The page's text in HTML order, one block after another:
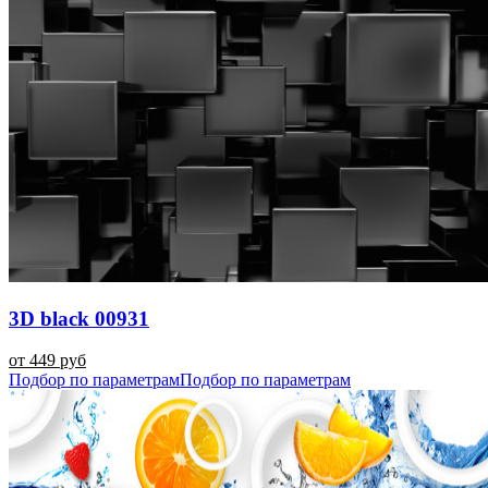
3D black 00931
от 449 руб
Подбор по параметрамПодбор по параметрам